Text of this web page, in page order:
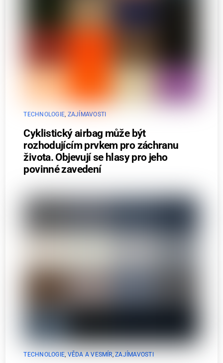
TECHNOLOGIE, ZAJÍMAVOSTI
Cyklistický airbag může být
rozhodujícím prvkem pro záchranu
života. Objevují se hlasy pro jeho
povinné zavedení
TECHNOLOGIE VĚDA A VESMÍR ,ZAJÍMAVOSTI